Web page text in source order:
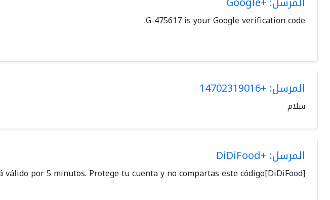
G-475617 is your Google verification code.
المرسل: +14702319016
سلام
المرسل: +DiDiFood
[DiDiFood]Código de verificación: 044871. Tu código será válido por 5 minutos. Protege tu cuenta y no compartas este código.